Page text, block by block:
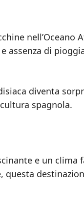
nell’Oceano
assenza di
diventa
spagnola.
e un clima